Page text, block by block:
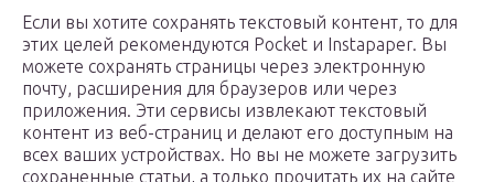
Если вы хотите сохранять текстовый контент, то для
этих целей рекомендуются Pocket и Instapaper. Вы
можете сохранять страницы через электронную
почту, расширения для браузеров или через
приложения. Эти сервисы извлекают текстовый
контент из веб-страниц и делают его доступным на
всех ваших устройствах. Но вы не можете загрузить
сохраненные статьи, а только прочитать их на сайте